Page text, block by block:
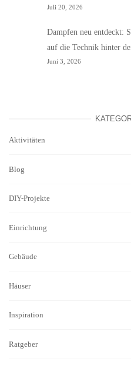
Juli 20, 2026
Dampfen neu entdeckt:
auf die Technik hinter
Juni 3, 2026
Aktivitäten
Blog
DIY-Projekte
Einrichtung
Gebäude
Häuser
Inspiration
Ratgeber